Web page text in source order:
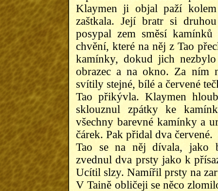
Klaymen ji objal paží
zaštkala. Její bratr si
posypal zem směsí
chvění, které na něj z Tao
kamínky, dokud jich
obrazec a na okno. Za ním
svítily stejné, bílé a červené
Tao přikývla. Klaymen
sklouznul zpátky ke
všechny barevné kamínky a
čárek. Pak přidal dva červené.
Tao se na něj dívala, jako
zvednul dva prsty jako k
Ucítil slzy. Namířil prsty na
V Taině obličeji se něco